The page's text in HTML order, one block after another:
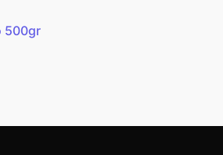
500gr